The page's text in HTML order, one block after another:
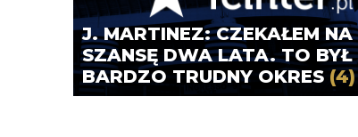
J. MARTINEZ: CZEKAŁEM NA
SZANSĘ DWA LATA. TO BYŁ
BARDZO TRUDNY OKRES (4)